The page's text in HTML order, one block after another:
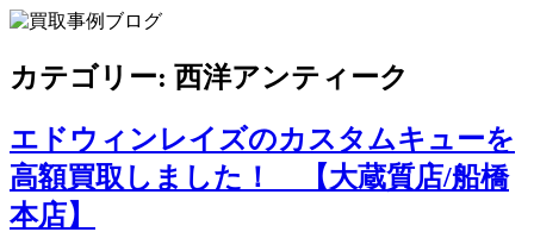
Skip
content
ポイントや高額買取のコツをお知らせします。
カテゴリー: 西洋アンティーク
エドウィンレイズのカスタムキューを
高額買取しました！ 【大蔵質店/船橋
本店】